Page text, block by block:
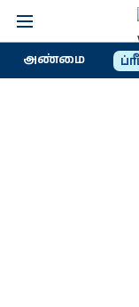
அண்மை